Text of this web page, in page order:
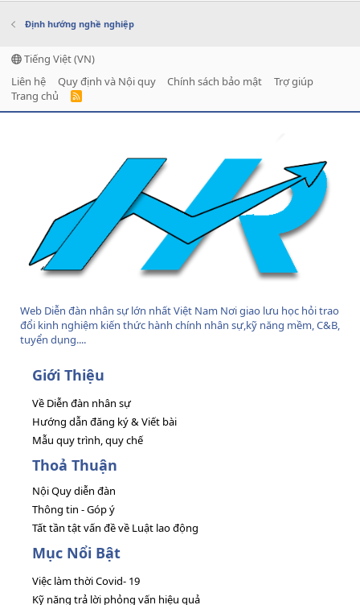
Định hướng nghề nghiệp
Tiếng Việt (VN)
Liên hệ
Quy định và Nội quy Chính sách bảo mật
Trợ giúp
Trang chủ
R
Web Diễn đàn nhân sự lớn nhất Việt Nam Nơi giao lưu học hỏi trao
đổi kinh nghiệm kiến thức hành chính nhân sự,kỹ năng mềm, C&B,
tuyển dụng....
Giới Thiệu
Về Diễn đàn nhân sự
Hướng dẫn đăng ký & Viết bài
Mẫu quy trình, quy chế
Thoả Thuận
Nội Quy diễn đàn
Thông tin - Góp ý
Tất tần tật vấn đề về Luật lao động
Mục Nổi Bật
Việc làm thời Covid- 19
Kỹ năng trả lời phỏng vấn hiệu quả